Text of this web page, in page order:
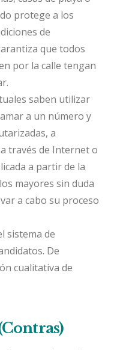
protege a los
de
que todos
por la calle tengan
saben utilizar
a un número y
a
través de Internet o
a partir de la
mayores sin duda
a cabo su proceso
sistema de
De
cualitativa de